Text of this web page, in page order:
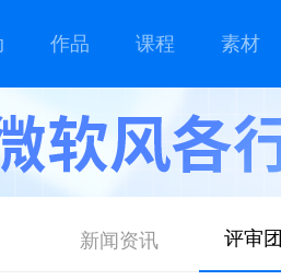
作品 课程 素材
新闻资讯 评审团